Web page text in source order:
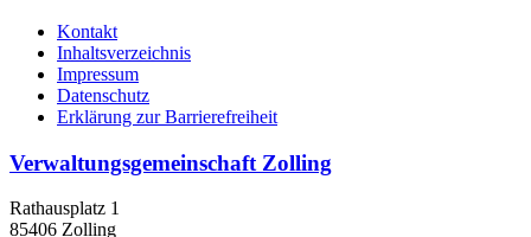
Kontakt
Inhaltsverzeichnis
Impressum
Datenschutz
Erklärung zur Barrierefreiheit
Verwaltungsgemeinschaft Zolling
Rathausplatz 1
85406 Zolling